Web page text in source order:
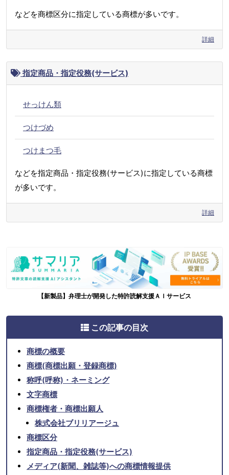
などを商標区分に指定している商標が多いです。
詳細
指定商品・指定役務(サービス)
せっけん類
つけづめ
つけまつ毛
などを指定商品・指定役務(サービス)に指定している商標
が多いです。
詳細
【新製品】弁理士が開発した特許読解支援ＡＩサービス
この記事の目次
商標の概要
商標(商標出願・登録商標)
称呼(呼称)・ネーミング
文字商標
商標権者・商標出願人
株式会社ブリリアージュ
商標区分
指定商品・指定役務(サービス)
メディア(新聞、雑誌等)への商標情報提供